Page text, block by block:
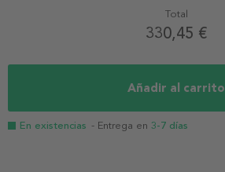
Total
330,45 €
Añadir al carrito
En existencias - Entrega en 3-7 días